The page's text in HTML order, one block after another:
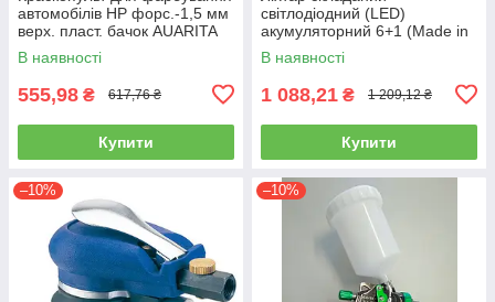
автомобілів HP форс.-1,5 мм
верх. пласт. бачок AUARITA
S-990P-1.8
В наявності
555,98 ₴ 617,76 ₴
Купити
світлодіодний (LED)
акумуляторний 6+1 (Made in
GERMANY) WL-0601
(ліхтарик, ручний)
В наявності
1 088,21 ₴ 1 209,12 ₴
Купити
–10% –10%